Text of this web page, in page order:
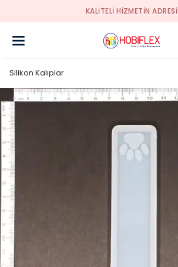
KALİTELİ HİZMETİN ADRESİ
Silikon Kalıplar